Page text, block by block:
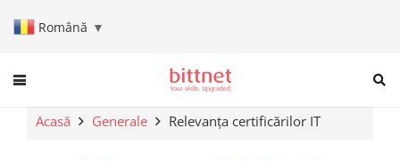
Română ▼
When autocomplete results
Acasă Generale Relevanța certificărilor IT